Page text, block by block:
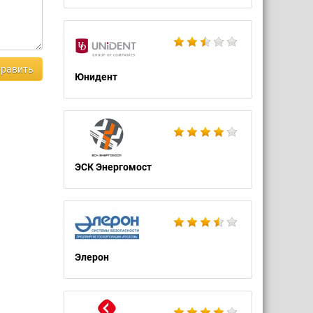
Юнидент
ЭСК Энергомост
Элерон